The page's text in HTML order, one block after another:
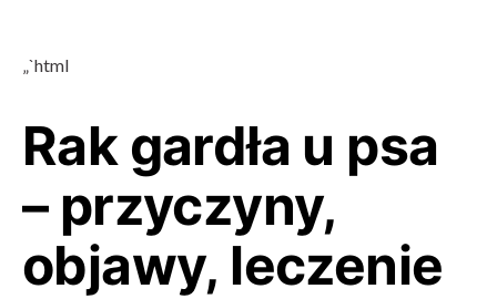
„`html
Rak gardła u psa
– przyczyny,
objawy, leczenie